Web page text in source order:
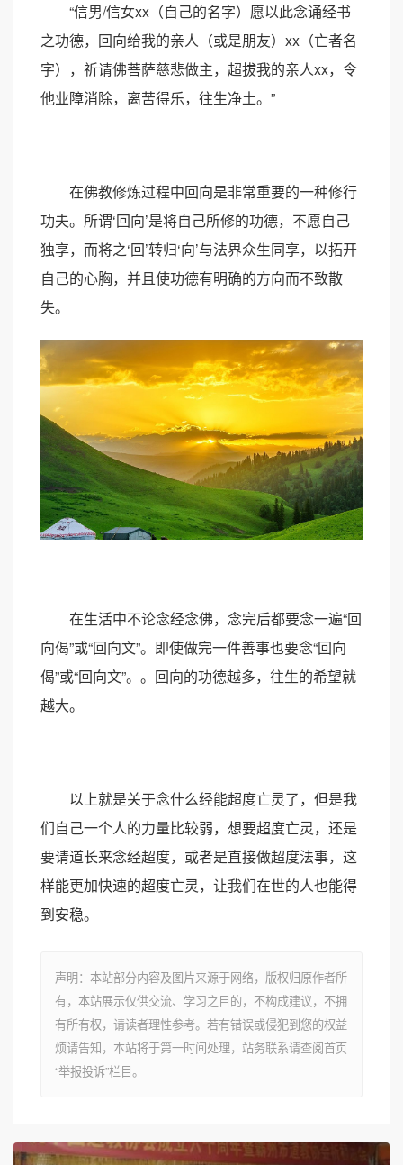
“信男/信女xx（自己的名字）愿以此念诵经书
之功德，回向给我的亲人（或是朋友）xx（亡者名
字），祈请佛菩萨慈悲做主，超拔我的亲人xx，令
他业障消除，离苦得乐，往生净土。”
在佛教修炼过程中回向是非常重要的一种修行
功夫。所谓‘回向’是将自己所修的功德，不愿自己
独享，而将之‘回’转归‘向’与法界众生同享，以拓开
自己的心胸，并且使功德有明确的方向而不致散
失。
在生活中不论念经念佛，念完后都要念一遍“回
向偈”或“回向文”。即使做完一件善事也要念“回向
偈”或“回向文”。。回向的功德越多，往生的希望就
越大。
以上就是关于念什么经能超度亡灵了，但是我
们自己一个人的力量比较弱，想要超度亡灵，还是
要请道长来念经超度，或者是直接做超度法事，这
样能更加快速的超度亡灵，让我们在世的人也能得
到安稳。
声明：本站部分内容及图片来源于网络，版权归原作者所
有，本站展示仅供交流、学习之目的，不构成建议，不拥
有所有权，请读者理性参考。若有错误或侵犯到您的权益
烦请告知，本站将于第一时间处理，站务联系请查阅首页
“举报投诉”栏目。